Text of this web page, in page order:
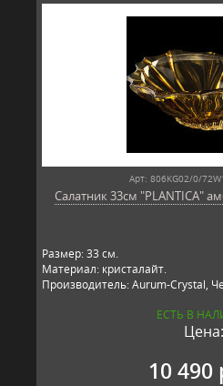
Арт: 806KG02/0/
Салатник 33см "PLANTICA"
Размер: 33 см.
Материал: кристалайт.
Производитель: Aurum-Crystal,
ЕСТЬ В
Цена:
10 490